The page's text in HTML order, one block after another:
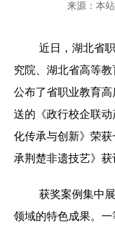
来源：本
近日，湖北省
究院、湖北省高等
公布了省职业教育
送的《政行校企联
化传承与创新》荣获
承荆楚非遗技艺》获
获奖案例集中
领域的特色成果。